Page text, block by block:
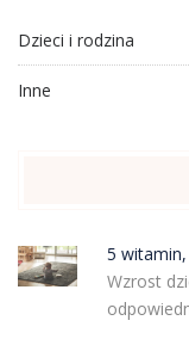
Dzieci i rodzina
Inne
5
Wzrost